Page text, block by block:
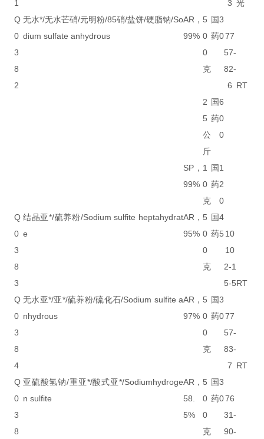
1 3 光
Q
0
3
8
2
无水*/无水芒硝/元明粉/85硝/盐饼/硬脂钠/So
dium sulfate anhydrous
AR，
99%
5
0
0
克
国
药
3
077
57-
82-
6 RT
2
5
公
斤
国
药
6
0
0
SP，
99%
1
0
克
国
药
1
2
0
Q
0
3
8
3
结晶亚*/硫养粉/Sodium sulfite heptahydrat
e
AR，
95%
5
0
0
克
国
药
4
5 10
10
2-1
5-5RT
Q
0
3
8
4
无水亚*/亚*/硫养粉/硫化石/Sodium sulfite a
nhydrous
AR，
97%
5
0
0
克
国
药
3
077
57-
83-
7 RT
Q
0
3
8
亚硫酸氢钠/重亚*/酸式亚*/Sodiumhydroge
n sulfite
AR，
58.
5%
5
0
0
克
国
药
3
076
31-
90-